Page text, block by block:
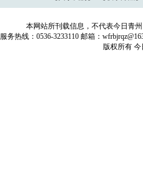
本网站所刊载信息，不代表今日青
服务热线：0536-3233110 邮箱：
版权所有 今